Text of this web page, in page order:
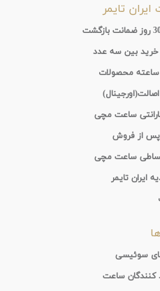
تایمر
خرید بین سه عدد
از فروش
ساعت مچی
ایران تایمر
سوئیسی
کنندگان ساعت